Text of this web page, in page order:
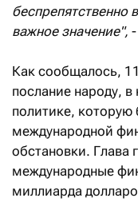
беспрепятственно
важное значение",
Как сообщалось,
послание народу,
политике, которую
международной
обстановки. Глава
международные
миллиарда